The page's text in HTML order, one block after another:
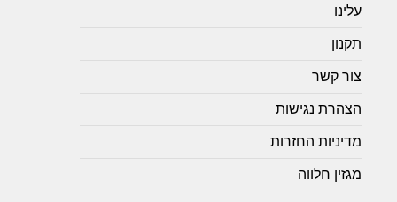
עלינו
תקנון
צור קשר
הצהרת נגישות
מדיניות החזרות
מגזין חלווה